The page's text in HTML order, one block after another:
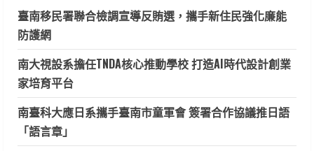
臺南移民署聯合檢調宣導反賄選，攜手新住民強化廉能
防護網
南大視設系擔任TNDA核心推動學校 打造AI時代設計創業
家培育平台
南臺科大應日系攜手臺南市童軍會 簽署合作協議推日語
「語言章」